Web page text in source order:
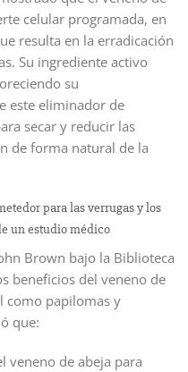
celular programada, en
resulta en la erradicación
Su ingrediente activo
su
este eliminador de
secar y reducir las
de forma natural de la
para las verrugas y los
un estudio médico
Brown bajo la Biblioteca
beneficios del veneno de
como papilomas y
que:
veneno de abeja para